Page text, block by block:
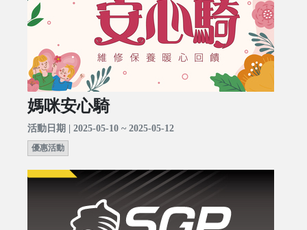
媽咪安心騎
活動日期 | 2025-05-10 ~ 2025-05-12
優惠活動